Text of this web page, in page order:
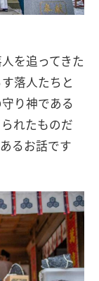
を追ってきた
落人たちと
り神である
れたものだ
るお話です